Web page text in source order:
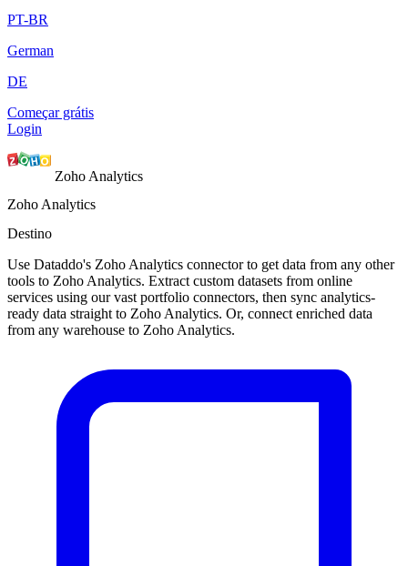
PT-BR
German
DE
Começar grátis
Login
Zoho Analytics
Zoho Analytics
Destino
Use Dataddo's Zoho Analytics connector to get data from any other
tools to Zoho Analytics. Extract custom datasets from online
services using our vast portfolio connectors, then sync analytics-
ready data straight to Zoho Analytics. Or, connect enriched data
from any warehouse to Zoho Analytics.